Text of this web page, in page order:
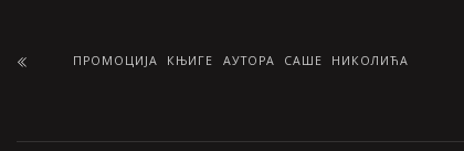
ПРОМОЦИЈА КЊИГЕ АУТОРА САШЕ НИКОЛИЋА